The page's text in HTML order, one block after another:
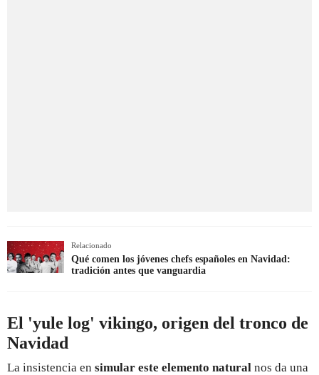
Relacionado
Qué comen los jóvenes chefs españoles en Navidad:
tradición antes que vanguardia
El 'yule log' vikingo, origen del tronco de
Navidad
La insistencia en simular este elemento natural nos da una